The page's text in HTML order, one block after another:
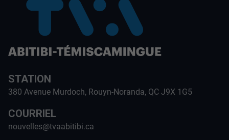
STATION
380 Avenue Murdoch, Rouyn-Noranda, QC J9X 1G5
COURRIEL
nouvelles@tvaabitibi.ca